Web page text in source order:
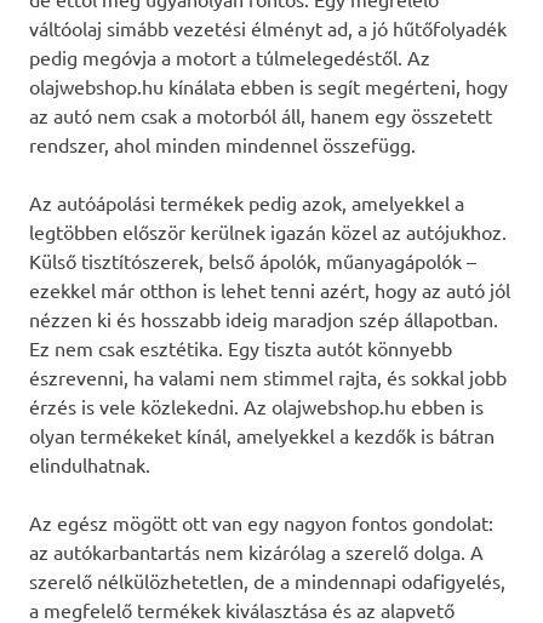
váltóolaj simább vezetési élményt ad, a jó hűtőfolyadék
pedig megóvja a motort a túlmelegedéstől. Az
olajwebshop.hu kínálata ebben is segít megérteni, hogy
az autó nem csak a motorból áll, hanem egy összetett
rendszer, ahol minden mindennel összefügg.
Az autóápolási termékek pedig azok, amelyekkel a
legtöbben először kerülnek igazán közel az autójukhoz.
Külső tisztítószerek, belső ápolók, műanyagápolók –
ezekkel már otthon is lehet tenni azért, hogy az autó jól
nézzen ki és hosszabb ideig maradjon szép állapotban.
Ez nem csak esztétika. Egy tiszta autót könnyebb
észrevenni, ha valami nem stimmel rajta, és sokkal jobb
érzés is vele közlekedni. Az olajwebshop.hu ebben is
olyan termékeket kínál, amelyekkel a kezdők is bátran
elindulhatnak.
Az egész mögött ott van egy nagyon fontos gondolat:
az autókarbantartás nem kizárólag a szerelő dolga. A
szerelő nélkülözhetetlen, de a mindennapi odafigyelés,
a megfelelő termékek kiválasztása és az alapvető